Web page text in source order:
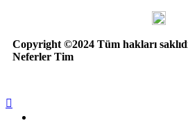
Copyright ©2024 Tüm hakları
Neferler Tim